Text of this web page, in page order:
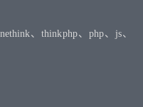
、thinkphp、php、js、